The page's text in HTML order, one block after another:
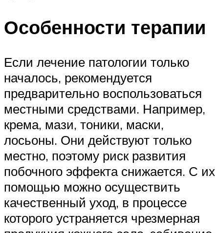
Особенности терапии
Если лечение патологии только
началось, рекомендуется
предварительно воспользоваться
местными средствами. Например,
крема, мази, тоники, маски,
лосьоны. Они действуют только
местно, поэтому риск развития
побочного эффекта снижается. С их
помощью можно осуществить
качественный уход, в процессе
которого устраняется чрезмерная